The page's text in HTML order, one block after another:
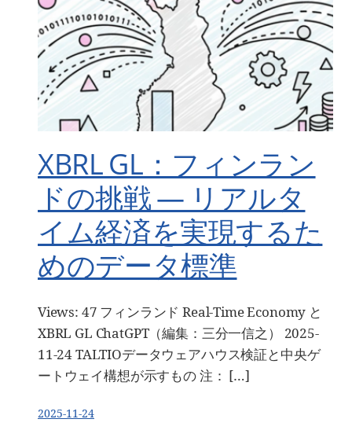
XBRL GL：フィンラン
ドの挑戦 — リアルタ
イム経済を実現するた
めのデータ標準
Views: 47 フィンランド Real-Time Economy と
XBRL GL ChatGPT（編集：三分一信之） 2025-
11-24 TALTIOデータウェアハウス検証と中央ゲ
ートウェイ構想が示すもの 注： […]
2025-11-24